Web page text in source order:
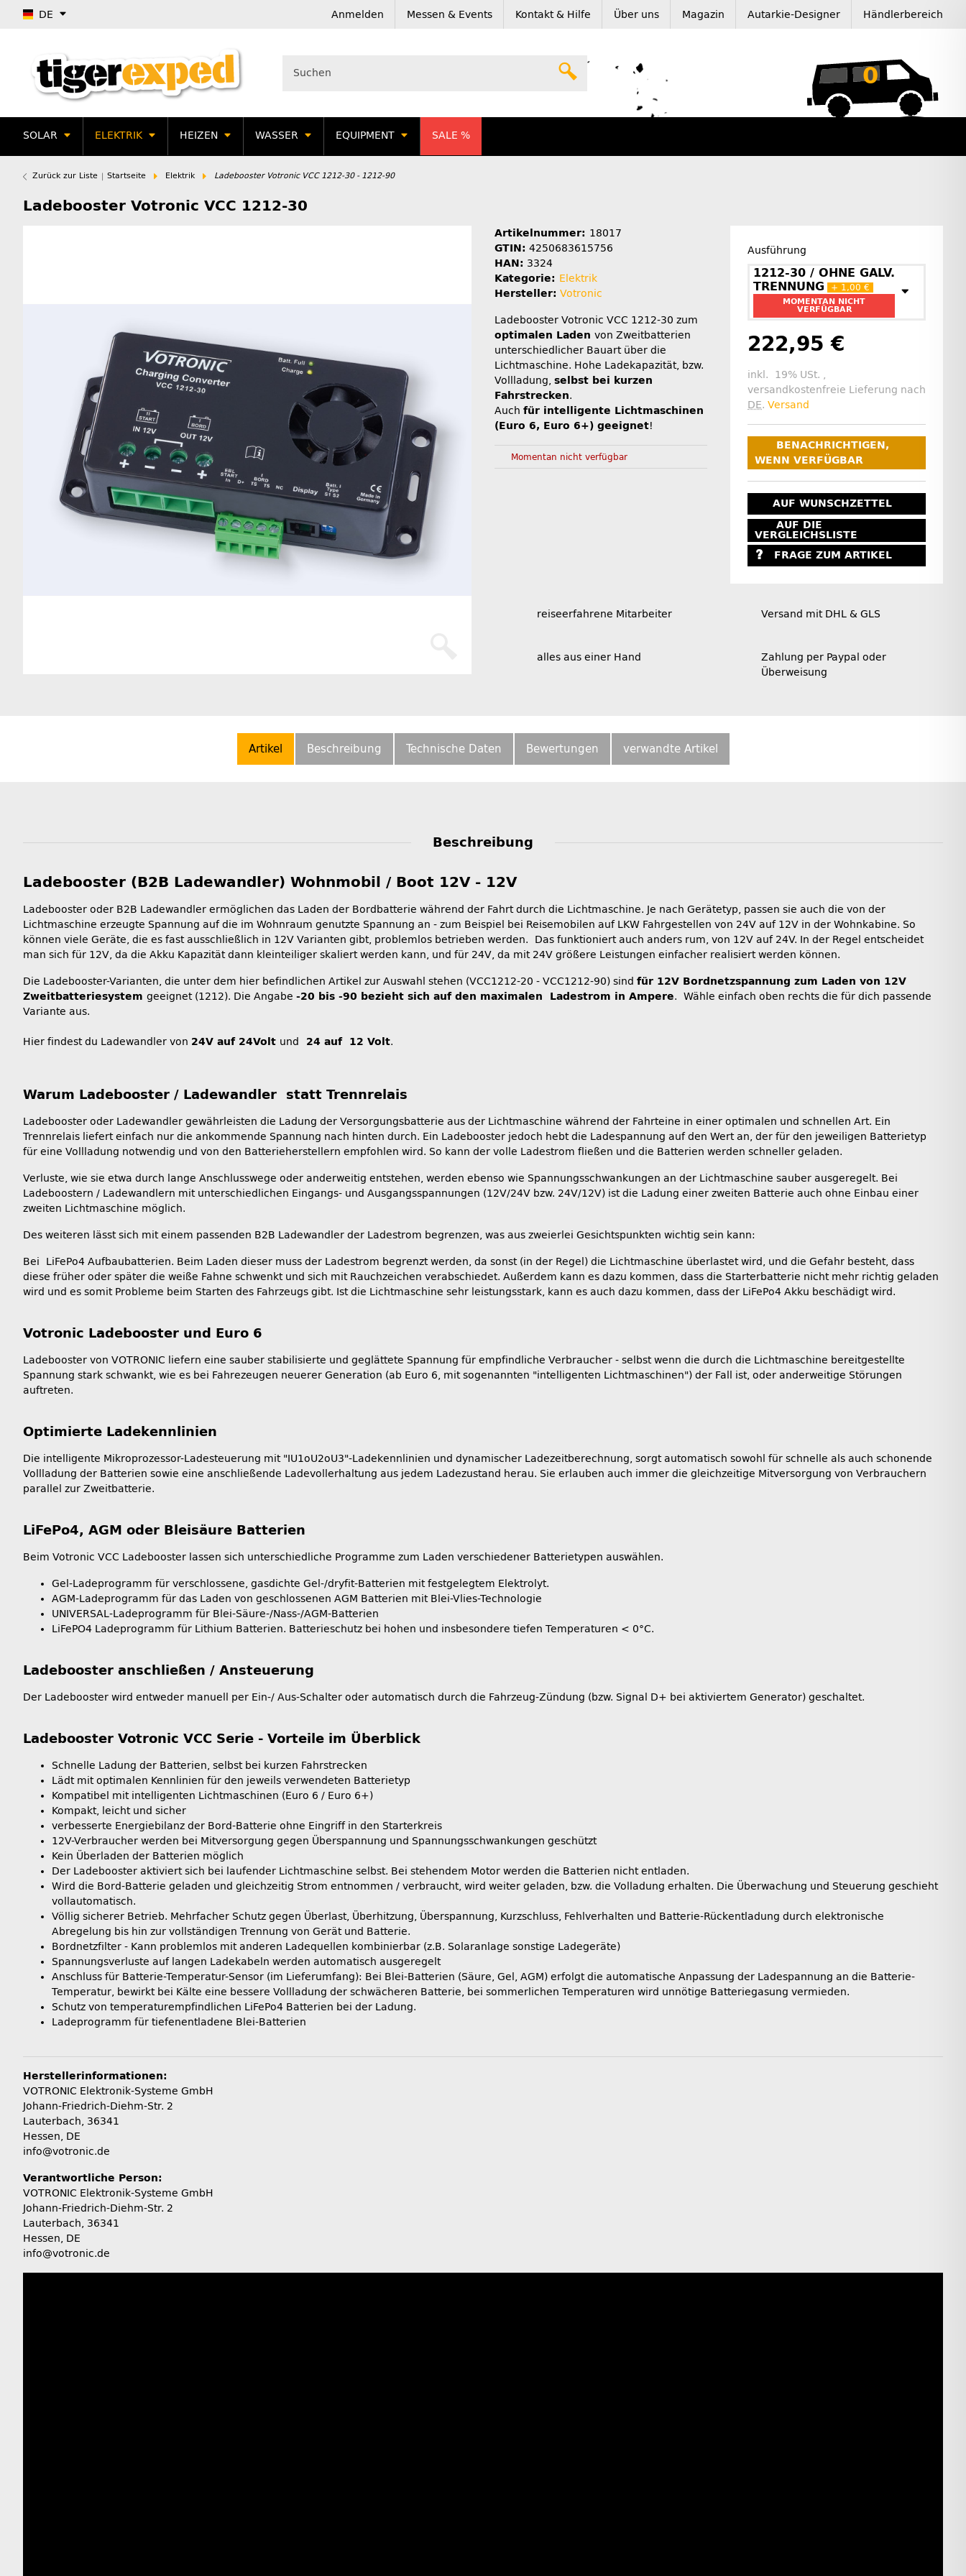
DE Anmelden Messen & Events Kontakt & Hilfe Über uns Magazin Autarkie-Designer Händlerbereich
0
SOLAR ELEKTRIK HEIZEN WASSER EQUIPMENT SALE %
Zurück zur Liste Startseite Elektrik Ladebooster Votronic VCC 1212-30 - 1212-90
Ladebooster Votronic VCC 1212-30
Artikelnummer: 18017
GTIN: 4250683615756
HAN: 3324
Kategorie: Elektrik
Hersteller: Votronic
Ladebooster Votronic VCC 1212-30 zum
optimalen Laden von Zweitbatterien
unterschiedlicher Bauart über die
Lichtmaschine. Hohe Ladekapazität, bzw.
Vollladung, selbst bei kurzen
Fahrstrecken.
Auch für intelligente Lichtmaschinen
(Euro 6, Euro 6+) geeignet!
Momentan nicht verfügbar
Ausführung
1212-30 / OHNE GALV.
TRENNUNG
+ 1,00 €
MOMENTAN NICHT
VERFÜGBAR
222,95 €
inkl. 19% USt. ,
versandkostenfreie Lieferung nach
DE. Versand
BENACHRICHTIGEN,
WENN VERFÜGBAR
AUF WUNSCHZETTEL
AUF DIE
VERGLEICHSLISTE
FRAGE ZUM ARTIKEL
reiseerfahrene Mitarbeiter Versand mit DHL & GLS
alles aus einer Hand
Zahlung per Paypal oder
Überweisung
Artikel Beschreibung Technische Daten Bewertungen verwandte Artikel
Beschreibung
Ladebooster (B2B Ladewandler) Wohnmobil / Boot 12V - 12V
Ladebooster oder B2B Ladewandler ermöglichen das Laden der Bordbatterie während der Fahrt durch die Lichtmaschine. Je nach Gerätetyp, passen sie auch die von der
Lichtmaschine erzeugte Spannung auf die im Wohnraum genutzte Spannung an - zum Beispiel bei Reisemobilen auf LKW Fahrgestellen von 24V auf 12V in der Wohnkabine. So
können viele Geräte, die es fast ausschließlich in 12V Varianten gibt, problemlos betrieben werden. Das funktioniert auch anders rum, von 12V auf 24V. In der Regel entscheidet
man sich für 12V, da die Akku Kapazität dann kleinteiliger skaliert werden kann, und für 24V, da mit 24V größere Leistungen einfacher realisiert werden können.
Die Ladebooster-Varianten, die unter dem hier befindlichen Artikel zur Auswahl stehen (VCC1212-20 - VCC1212-90) sind für 12V Bordnetzspannung zum Laden von 12V
Zweitbatteriesystem geeignet (1212). Die Angabe -20 bis -90 bezieht sich auf den maximalen Ladestrom in Ampere. Wähle einfach oben rechts die für dich passende
Variante aus.
Hier findest du Ladewandler von 24V auf 24Volt und 24 auf 12 Volt.
Warum Ladebooster / Ladewandler statt Trennrelais
Ladebooster oder Ladewandler gewährleisten die Ladung der Versorgungsbatterie aus der Lichtmaschine während der Fahrteine in einer optimalen und schnellen Art. Ein
Trennrelais liefert einfach nur die ankommende Spannung nach hinten durch. Ein Ladebooster jedoch hebt die Ladespannung auf den Wert an, der für den jeweiligen Batterietyp
für eine Vollladung notwendig und von den Batterieherstellern empfohlen wird. So kann der volle Ladestrom fließen und die Batterien werden schneller geladen.
Verluste, wie sie etwa durch lange Anschlusswege oder anderweitig entstehen, werden ebenso wie Spannungsschwankungen an der Lichtmaschine sauber ausgeregelt. Bei
Ladeboostern / Ladewandlern mit unterschiedlichen Eingangs- und Ausgangsspannungen (12V/24V bzw. 24V/12V) ist die Ladung einer zweiten Batterie auch ohne Einbau einer
zweiten Lichtmaschine möglich.
Des weiteren lässt sich mit einem passenden B2B Ladewandler der Ladestrom begrenzen, was aus zweierlei Gesichtspunkten wichtig sein kann:
Bei LiFePo4 Aufbaubatterien. Beim Laden dieser muss der Ladestrom begrenzt werden, da sonst (in der Regel) die Lichtmaschine überlastet wird, und die Gefahr besteht, dass
diese früher oder später die weiße Fahne schwenkt und sich mit Rauchzeichen verabschiedet. Außerdem kann es dazu kommen, dass die Starterbatterie nicht mehr richtig geladen
wird und es somit Probleme beim Starten des Fahrzeugs gibt. Ist die Lichtmaschine sehr leistungsstark, kann es auch dazu kommen, dass der LiFePo4 Akku beschädigt wird.
Votronic Ladebooster und Euro 6
Ladebooster von VOTRONIC liefern eine sauber stabilisierte und geglättete Spannung für empfindliche Verbraucher - selbst wenn die durch die Lichtmaschine bereitgestellte
Spannung stark schwankt, wie es bei Fahrezeugen neuerer Generation (ab Euro 6, mit sogenannten "intelligenten Lichtmaschinen") der Fall ist, oder anderweitige Störungen
auftreten.
Optimierte Ladekennlinien
Die intelligente Mikroprozessor-Ladesteuerung mit "IU1oU2oU3"-Ladekennlinien und dynamischer Ladezeitberechnung, sorgt automatisch sowohl für schnelle als auch schonende
Vollladung der Batterien sowie eine anschließende Ladevollerhaltung aus jedem Ladezustand herau. Sie erlauben auch immer die gleichzeitige Mitversorgung von Verbrauchern
parallel zur Zweitbatterie.
LiFePo4, AGM oder Bleisäure Batterien
Beim Votronic VCC Ladebooster lassen sich unterschiedliche Programme zum Laden verschiedener Batterietypen auswählen.
Gel-Ladeprogramm für verschlossene, gasdichte Gel-/dryfit-Batterien mit festgelegtem Elektrolyt.
AGM-Ladeprogramm für das Laden von geschlossenen AGM Batterien mit Blei-Vlies-Technologie
UNIVERSAL-Ladeprogramm für Blei-Säure-/Nass-/AGM-Batterien
LiFePO4 Ladeprogramm für Lithium Batterien. Batterieschutz bei hohen und insbesondere tiefen Temperaturen < 0°C.
Ladebooster anschließen / Ansteuerung
Der Ladebooster wird entweder manuell per Ein-/ Aus-Schalter oder automatisch durch die Fahrzeug-Zündung (bzw. Signal D+ bei aktiviertem Generator) geschaltet.
Ladebooster Votronic VCC Serie - Vorteile im Überblick
Schnelle Ladung der Batterien, selbst bei kurzen Fahrstrecken
Lädt mit optimalen Kennlinien für den jeweils verwendeten Batterietyp
Kompatibel mit intelligenten Lichtmaschinen (Euro 6 / Euro 6+)
Kompakt, leicht und sicher
verbesserte Energiebilanz der Bord-Batterie ohne Eingriff in den Starterkreis
12V-Verbraucher werden bei Mitversorgung gegen Überspannung und Spannungsschwankungen geschützt
Kein Überladen der Batterien möglich
Der Ladebooster aktiviert sich bei laufender Lichtmaschine selbst. Bei stehendem Motor werden die Batterien nicht entladen.
Wird die Bord-Batterie geladen und gleichzeitig Strom entnommen / verbraucht, wird weiter geladen, bzw. die Volladung erhalten. Die Überwachung und Steuerung geschieht
vollautomatisch.
Völlig sicherer Betrieb. Mehrfacher Schutz gegen Überlast, Überhitzung, Überspannung, Kurzschluss, Fehlverhalten und Batterie-Rückentladung durch elektronische
Abregelung bis hin zur vollständigen Trennung von Gerät und Batterie.
Bordnetzfilter - Kann problemlos mit anderen Ladequellen kombinierbar (z.B. Solaranlage sonstige Ladegeräte)
Spannungsverluste auf langen Ladekabeln werden automatisch ausgeregelt
Anschluss für Batterie-Temperatur-Sensor (im Lieferumfang): Bei Blei-Batterien (Säure, Gel, AGM) erfolgt die automatische Anpassung der Ladespannung an die Batterie-
Temperatur, bewirkt bei Kälte eine bessere Vollladung der schwächeren Batterie, bei sommerlichen Temperaturen wird unnötige Batteriegasung vermieden.
Schutz von temperaturempfindlichen LiFePo4 Batterien bei der Ladung.
Ladeprogramm für tiefenentladene Blei-Batterien
Herstellerinformationen:
VOTRONIC Elektronik-Systeme GmbH
Johann-Friedrich-Diehm-Str. 2
Lauterbach, 36341
Hessen, DE
info@votronic.de
Verantwortliche Person:
VOTRONIC Elektronik-Systeme GmbH
Johann-Friedrich-Diehm-Str. 2
Lauterbach, 36341
Hessen, DE
info@votronic.de